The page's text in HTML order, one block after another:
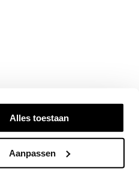
Alles toestaan
Aanpassen